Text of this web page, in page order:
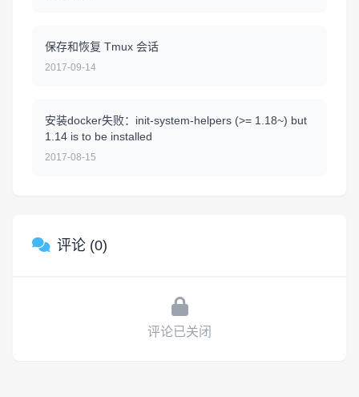
保存和恢复 Tmux 会话
2017-09-14
安装docker失败：init-system-helpers (>= 1.18~) but
1.14 is to be installed
2017-08-15
评论 (0)
评论已关闭